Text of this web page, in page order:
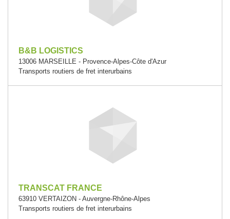
B&B LOGISTICS
13006 MARSEILLE - Provence-Alpes-Côte d'Azur
Transports routiers de fret interurbains
TRANSCAT FRANCE
63910 VERTAIZON - Auvergne-Rhône-Alpes
Transports routiers de fret interurbains